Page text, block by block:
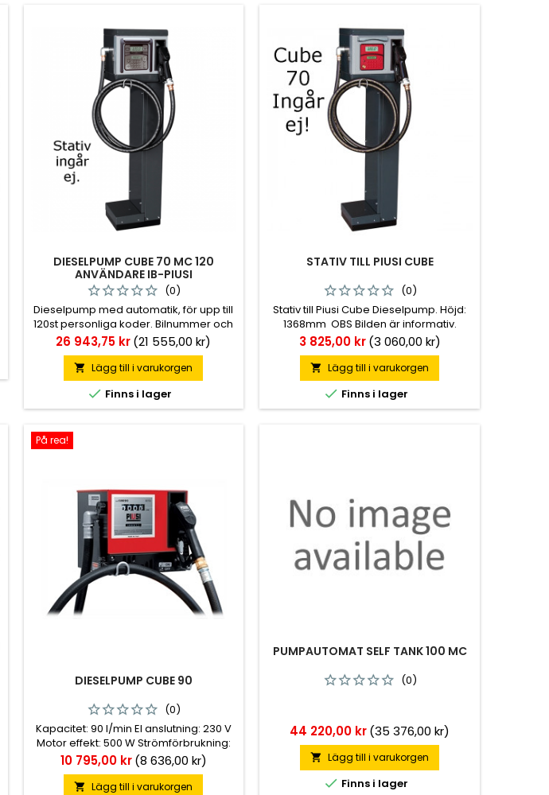
DIESELPUMP CUBE 70 MC 120
ANVÄNDARE IB-PIUSI
(0)
Dieselpump med automatik, för upp till
120st personliga koder. Bilnummer och
körda kilometer kan registreras där
varje användares literuttag, datum, tid
samt totala uttag visas.
Pris
26 943,75 kr(21 555,00 kr)
 Lägg till i varukorgen
 Finns i lager
STATIV TILL PIUSI CUBE
(0)
Stativ till Piusi Cube Dieselpump. Höjd:
1368mm OBS Bilden är informativ.
Pris
3 825,00 kr (3 060,00 kr)
 Lägg till i varukorgen
 Finns i lager
På rea!
DIESELPUMP CUBE 90
(0)
Kapacitet: 90 l/min El anslutning: 230 V
Motor effekt: 500 W Strömförbrukning:
4,9 A Anslut in/ut: 1" Slang avtapp: 4 m
Mått LxBxH: 400x400x460 mm Vikt: 21 kg
Pris
10 795,00 kr(8 636,00 kr)
 Lägg till i varukorgen
PUMPAUTOMAT SELF TANK 100 MC
(0)
Pris
44 220,00 kr(35 376,00 kr)
 Lägg till i varukorgen
 Finns i lager